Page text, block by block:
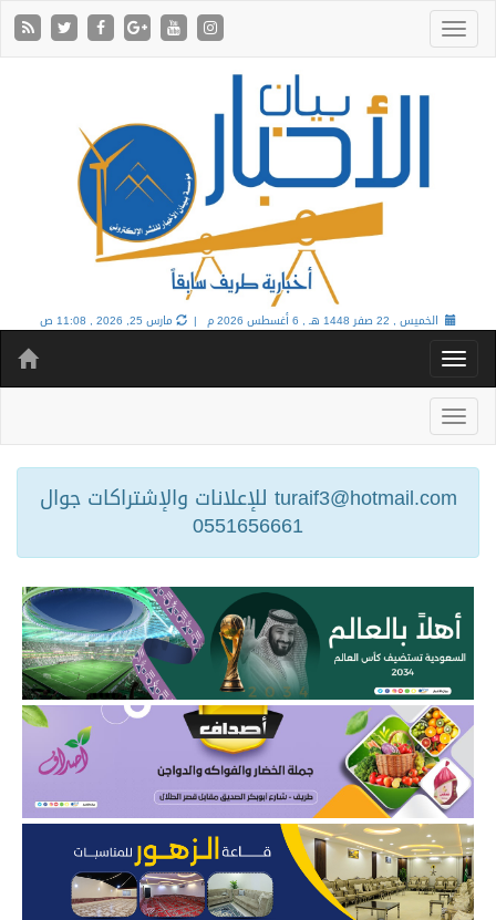
الخميس , 22 صفر 1448 هـ , 6 أغسطس 2026 م | مارس 25, 2026 , 11:08 ص
turaif3@hotmail.com للإعلانات والإشتراكات جوال
0551656661